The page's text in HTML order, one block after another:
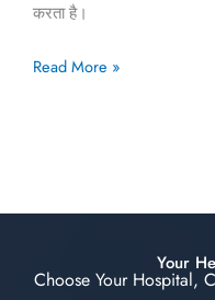
करता है।
Read More »
Your
Choose Your Hospital,